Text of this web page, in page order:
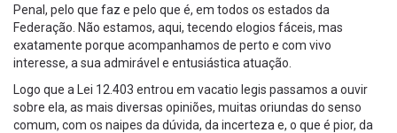
Penal, pelo que faz e pelo que é, em todos os estados da
Federação. Não estamos, aqui, tecendo elogios fáceis, mas
exatamente porque acompanhamos de perto e com vivo
interesse, a sua admirável e entusiástica atuação.
Logo que a Lei 12.403 entrou em vacatio legis passamos a ouvir
sobre ela, as mais diversas opiniões, muitas oriundas do senso
comum, com os naipes da dúvida, da incerteza e, o que é pior, da